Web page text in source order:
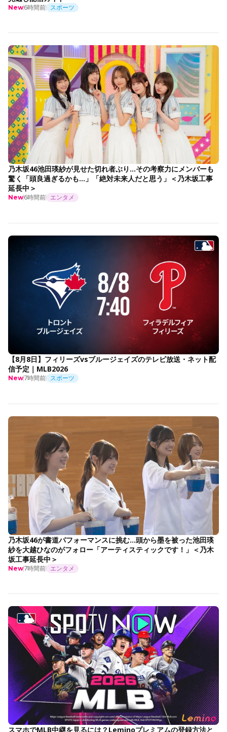
New6時間前 スポーツ
乃木坂46池田瑛紗が見せた切れ者ぶり…その考察力にメンバーも
驚く「頭良過ぎるかも…」「絶対未来人だと思う」＜乃木坂工事
延長中＞
New6時間前 エンタメ
【8月8日】フィリーズvsブルージェイズのテレビ放送・ネット配
信予定｜MLB2026
New7時間前 スポーツ
乃木坂46が書道パフォーマンスに挑む…頭から墨を被った池田瑛
紗を大越ひなのがフォロー「アーティスティックです！」＜乃木
坂工事延長中＞
New7時間前 エンタメ
スマホでMLB中継を見るには？Leminoプレミアムの登録方法と